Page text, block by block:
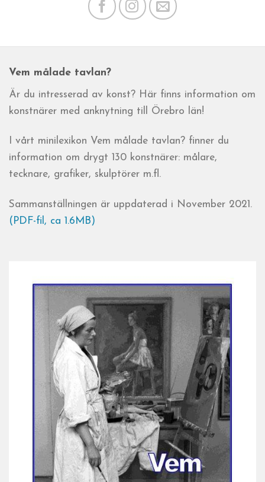
Vem målade tavlan?
Är du intresserad av konst? Här finns information om
konstnärer med anknytning till Örebro län!
I vårt minilexikon Vem målade tavlan? finner du
information om drygt 130 konstnärer: målare,
tecknare, grafiker, skulptörer m.fl.
Sammanställningen är uppdaterad i November 2021.
(PDF-fil, ca 1.6MB)